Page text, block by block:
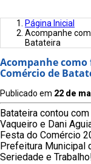
Página Inicial
Acompanhe
Batateira
Acompanhe como
Comércio de
Publicado em 22 de
Batateira contou
Vaqueiro e Dani
Festa do Comércio
Prefeitura Municipal
Seriedade e